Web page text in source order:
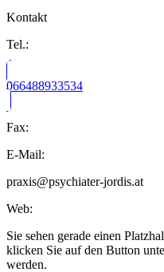
Kontakt
Tel.:
066488933534
Fax:
E-Mail:
praxis@psychiater-jordis.at
Web:
Sie sehen gerade einen
klicken Sie auf den Button
werden.